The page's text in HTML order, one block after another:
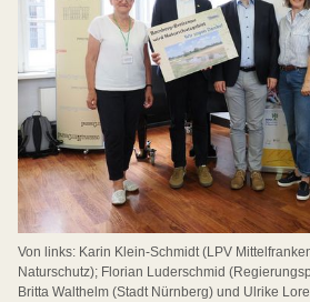
Von links: Karin Klein-Schmidt (LPV
Naturschutz); Florian Luderschmid
Britta Walthelm (Stadt Nürnberg) und Ulrike